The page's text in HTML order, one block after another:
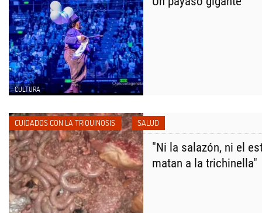
CULTURA
SALUD
"Ni la salazón, ni el
matan a la trichinella"
CUIDADOS CON LA TRIQUINOSIS